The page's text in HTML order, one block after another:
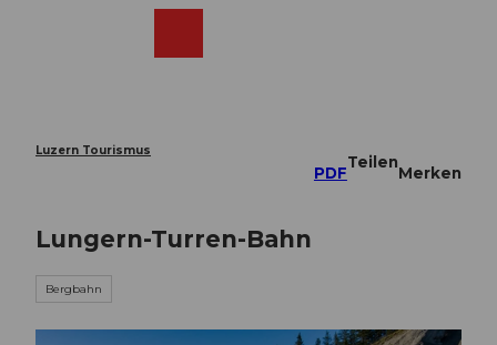
Luzern Tourismus
PDF
Teilen
Merken
Lungern-Turren-Bahn
Bergbahn